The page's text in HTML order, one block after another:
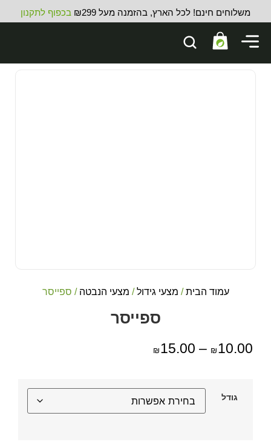
משלוחים חינם! לכל הארץ, בהזמנה מעל ₪299 בכפוף לתקנון
עמוד הבית/ מצעי גידול/ מצעי הנבטה / ספייסר
ספייסר
₪ 10.00
–
₪ 15.00
גודל